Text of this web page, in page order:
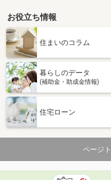
佐賀県三養基郡基山町大字小
価 格
6.30
佐
専有面積
間取り
佐賀県鳥栖市本町１
住 所
佐賀
専有面積
間取り
1LDK
佐賀県佐賀市神園３丁目
お役立ち情報
住まいのコラム
暮らしのデータ
(補助金・助成金情報)
住宅ローン
ページ